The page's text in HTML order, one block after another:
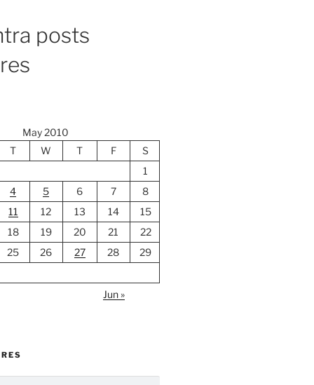
posts
May 2010
T
W T F
S
1
4
5 6 7
8
11
12 13 14
15
18
19 20 21
22
25
26 27 28 29
Jun »